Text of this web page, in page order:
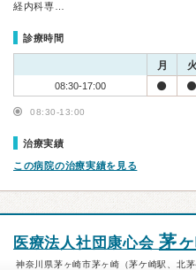
経内科専…
診療時間
月 火
08:30-17:00
08:30-13:00
治療実績
この病院の治療実績を見る
医療法人社団康心会 茅
神奈川県茅ヶ崎市茅ヶ崎（茅ケ崎駅、北茅